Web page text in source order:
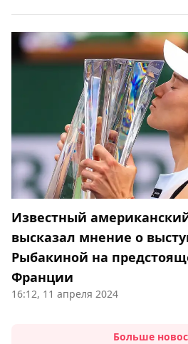
Известный
высказал мнение о
Рыбакиной на
Франции
16:12, 11 апреля 2024
Больше